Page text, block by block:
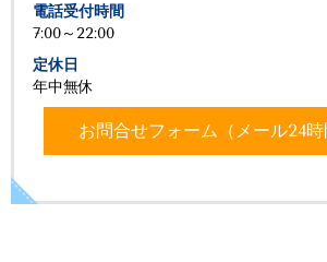
電話受付時間
7:00～22:00
定休日
年中無休
お問合せフォーム（メール24時